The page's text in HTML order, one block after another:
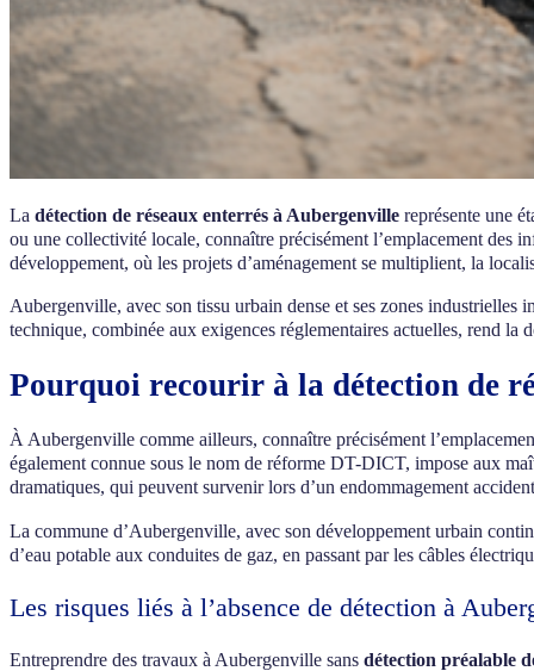
La détection de réseaux enterrés à Aubergenville représente une
ou une collectivité locale, connaître précisément l’emplacement des
développement, où les projets d’aménagement se multiplient, la
Aubergenville, avec son tissu urbain dense et ses zones
technique, combinée aux exigences réglementaires actuelles, rend
Pourquoi recourir à la détection de
À Aubergenville comme ailleurs, connaître précisément
également connue sous le nom de réforme DT-DICT, impose aux
dramatiques, qui peuvent survenir lors d’un endommagement
La commune d’Aubergenville, avec son développement urbain
d’eau potable aux conduites de gaz, en passant par les câbles
Les risques liés à l’absence de détection à
Entreprendre des travaux à Aubergenville sans détection préalable